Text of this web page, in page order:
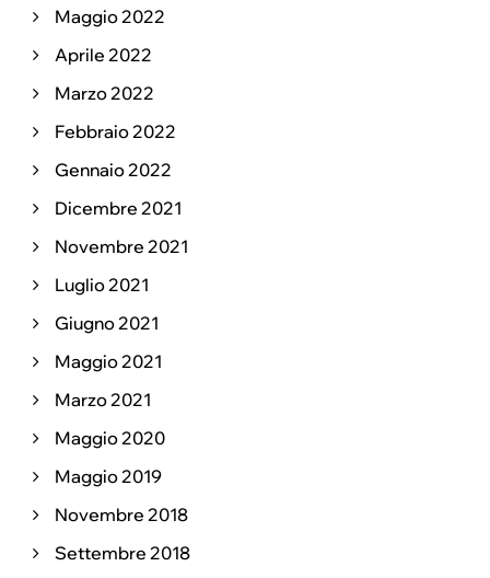
Maggio 2022
Aprile 2022
Marzo 2022
Febbraio 2022
Gennaio 2022
Dicembre 2021
Novembre 2021
Luglio 2021
Giugno 2021
Maggio 2021
Marzo 2021
Maggio 2020
Maggio 2019
Novembre 2018
Settembre 2018